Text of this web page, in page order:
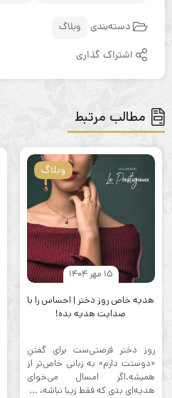
دسته‌بندی وبلاگ
اشتراک گذاری
مطالب مرتبط
وبلاگ
15 مهر 1404
هدیه خاص روز دختر | احساس را با
صدایت هدیه بده!
روز دختر فرصتی‌ست برای گفتنِ
«دوستت دارم» به زبانی خاص‌تر از
همیشه.اگر امسال می‌خوای
هدیه‌ای بدی که فقط زیبا نباشه، ...